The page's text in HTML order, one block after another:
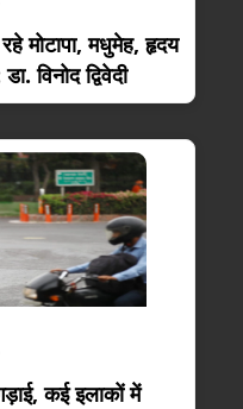
मोटापा, मधुमेह, हृदय
विनोद द्विवेदी
कई इलाकों में